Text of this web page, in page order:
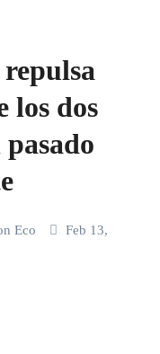
los dos
Eco
Feb 13,